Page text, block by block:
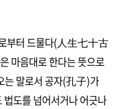
부터 드물다(人生七十古
마음대로 한다는 뜻으로
말로서 공자(孔子)가
법도를 넘어서거나 어긋나